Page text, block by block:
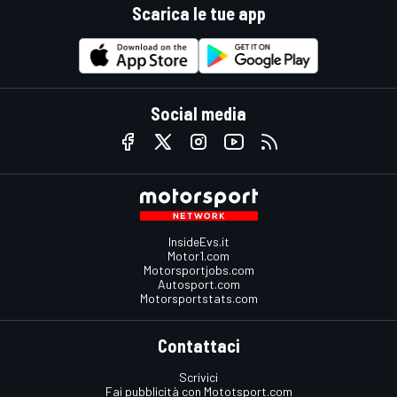
Scarica le tue app
Social media
InsideEvs.it
Motor1.com
Motorsportjobs.com
Autosport.com
Motorsportstats.com
Contattaci
Scrivici
Fai pubblicità con Mototsport.com